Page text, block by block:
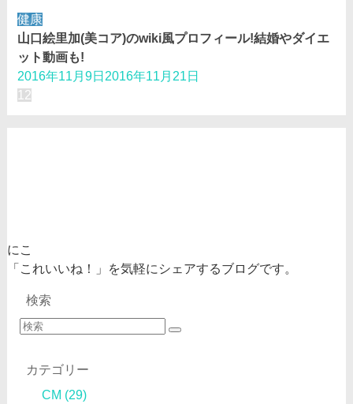
健康
山口絵里加(美コア)のwiki風プロフィール!結婚やダイエ
ット動画も!
2016年11月9日 2016年11月21日
1 2
にこ
「これいいね！」を気軽にシェアするブログです。
検索
カテゴリー
CM (29)